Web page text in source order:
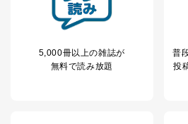
5,000冊以上の雑誌が
無料で読み放題
普
投